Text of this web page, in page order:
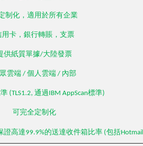
制化，適用於所有企業
用卡，銀行轉賬，支票
供紙質單據/大陸發票
雲端 / 個人雲端 / 內部
(TLS1.2, 通過IBM AppScan標準)
可完全定制化
證高達99.9%的送達收件箱比率 (包括